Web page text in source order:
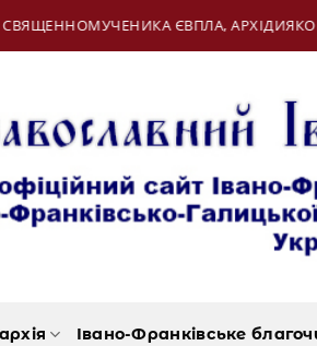
12 Серпня:
Івано-Франківське